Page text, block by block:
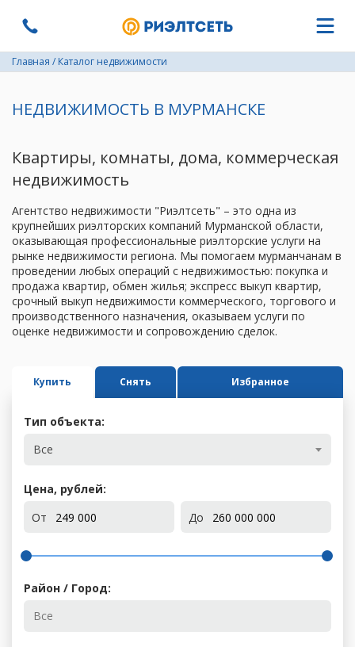
Главная / Каталог недвижимости
НЕДВИЖИМОСТЬ В МУРМАНСКЕ
Квартиры, комнаты, дома, коммерческая
недвижимость
Агентство недвижимости "Риэлтсеть" – это одна из
крупнейших риэлторских компаний Мурманской области,
оказывающая профессиональные риэлторские услуги на
рынке недвижимости региона. Мы помогаем мурманчанам в
проведении любых операций с недвижимостью: покупка и
продажа квартир, обмен жилья; экспресс выкуп квартир,
срочный выкуп недвижимости коммерческого, торгового и
производственного назначения, оказываем услуги по
оценке недвижимости и сопровождению сделок.
Купить Снять Избранное
Тип объекта:
Все
Цена, рублей:
От
До
Район / Город: